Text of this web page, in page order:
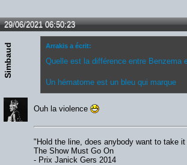
29/06/2021 06:50:23
Simbaud Arrakis a écrit:
Quelle est la différence entre Benzema
Un hématome est un bleu qui marque
Ouh la violence
"Hold the line, does anybody want to take it
The Show Must Go On
- Prix Janick Gers 2014